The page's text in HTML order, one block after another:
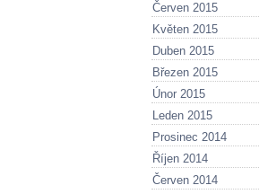
Červen 2015
Květen 2015
Duben 2015
Březen 2015
Únor 2015
Leden 2015
Prosinec 2014
Říjen 2014
Červen 2014